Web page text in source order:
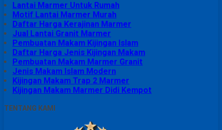
Lantai Marmer Untuk Rumah
Motif Lantai Marmer Murah
Daftar Harga Kerajinan Marmer
Jual Lantai Granit Marmer
Pembuatan Makam Kijingan Islam
Daftar Harga Jenis Kijingan Makam
Pembuatan Makam Marmer Granit
Jenis Makam Islam Modern
Kijingan Makam Trap 2 Marmer
Kijingan Makam Marmer Didi Kempot
TENTANG KAMI